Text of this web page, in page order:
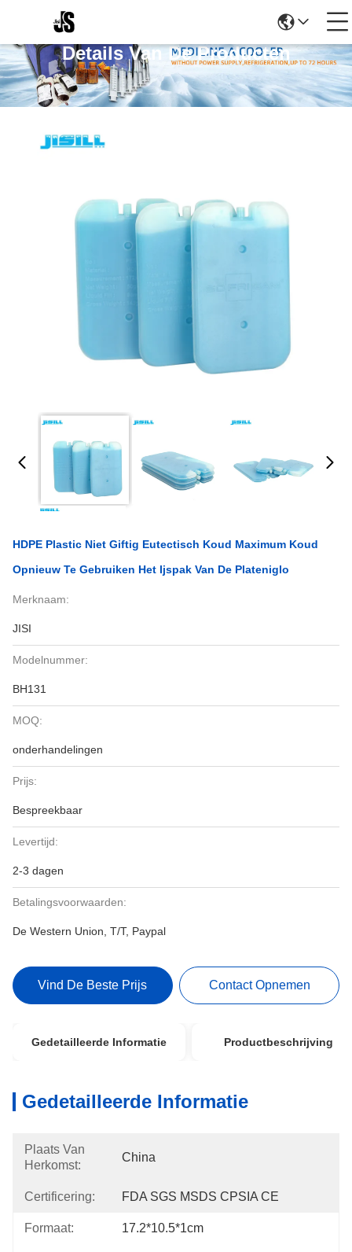
Details Van De Producten
HDPE Plastic Niet Giftig Eutectisch Koud Maximum Koud
Opnieuw Te Gebruiken Het Ijspak Van De Plateniglo
Merknaam:
JISI
Modelnummer:
BH131
MOQ:
onderhandelingen
Prijs:
Bespreekbaar
Levertijd:
2-3 dagen
Betalingsvoorwaarden:
De Western Union, T/T, Paypal
Vind De Beste Prijs Contact Opnemen
Gedetailleerde Informatie Productbeschrijving
Gedetailleerde Informatie
Plaats Van
Herkomst:
China
Certificering: FDA SGS MSDS CPSIA CE
Formaat: 17.2*10.5*1cm